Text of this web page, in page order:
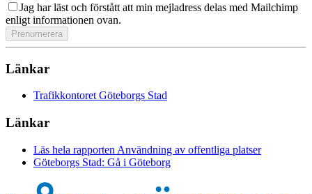
Jag har läst och förstått att min mejladress delas med Mailchimp
enligt informationen ovan.
Länkar
Trafikkontoret Göteborgs Stad
Länkar
Läs hela rapporten Användning av offentliga platser
Göteborgs Stad: Gå i Göteborg